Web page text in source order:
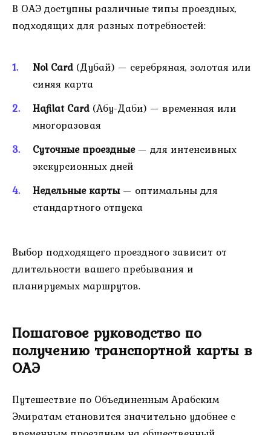
В ОАЭ доступны различные типы проездных,
подходящих для разных потребностей:
Nol Card (Дубай) — серебряная, золотая или
синяя карта
Hafilat Card (Абу-Даби) — временная или
многоразовая
Суточные проездные— для интенсивных
экскурсионных дней
Недельные карты— оптимальны для
стандартного отпуска
Выбор подходящего проездного зависит от
длительности вашего пребывания и
планируемых маршрутов.
Пошаговое руководство по
получению транспортной карты в
ОАЭ
Путешествие по Объединенным Арабским
Эмиратам становится значительно удобнее с